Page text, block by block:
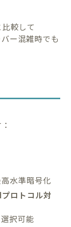
較して
ー混雑時でも
水準暗号化
ロトコル対
択可能